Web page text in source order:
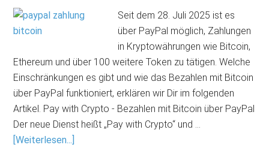
Seit dem 28. Juli 2025 ist es
über PayPal möglich, Zahlungen
in Kryptowährungen wie Bitcoin,
Ethereum und über 100 weitere Token zu tätigen. Welche
Einschränkungen es gibt und wie das Bezahlen mit Bitcoin
über PayPal funktioniert, erklären wir Dir im folgenden
Artikel. Pay with Crypto - Bezahlen mit Bitcoin über PayPal
Der neue Dienst heißt „Pay with Crypto“ und …
[Weiterlesen...]